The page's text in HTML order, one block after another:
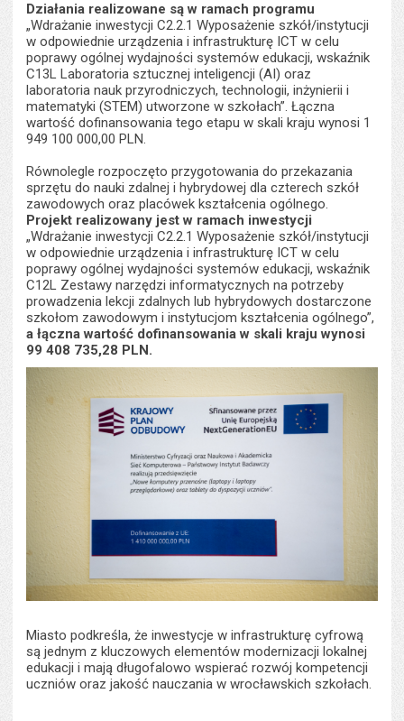
Działania realizowane są w ramach programu
„Wdrażanie inwestycji C2.2.1 Wyposażenie szkół/instytucji
w odpowiednie urządzenia i infrastrukturę ICT w celu
poprawy ogólnej wydajności systemów edukacji, wskaźnik
C13L Laboratoria sztucznej inteligencji (AI) oraz
laboratoria nauk przyrodniczych, technologii, inżynierii i
matematyki (STEM) utworzone w szkołach”. Łączna
wartość dofinansowania tego etapu w skali kraju wynosi 1
949 100 000,00 PLN.
Równolegle rozpoczęto przygotowania do przekazania
sprzętu do nauki zdalnej i hybrydowej dla czterech szkół
zawodowych oraz placówek kształcenia ogólnego.
Projekt realizowany jest w ramach inwestycji
„Wdrażanie inwestycji C2.2.1 Wyposażenie szkół/instytucji
w odpowiednie urządzenia i infrastrukturę ICT w celu
poprawy ogólnej wydajności systemów edukacji, wskaźnik
C12L Zestawy narzędzi informatycznych na potrzeby
prowadzenia lekcji zdalnych lub hybrydowych dostarczone
szkołom zawodowym i instytucjom kształcenia ogólnego”,
a łączna wartość dofinansowania w skali kraju wynosi
99 408 735,28 PLN.
Miasto podkreśla, że inwestycje w infrastrukturę cyfrową
są jednym z kluczowych elementów modernizacji lokalnej
edukacji i mają długofalowo wspierać rozwój kompetencji
uczniów oraz jakość nauczania w wrocławskich szkołach.